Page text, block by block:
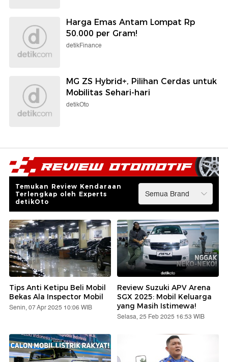
Harga Emas Antam Lompat Rp
50.000 per Gram!
detikFinance
MG ZS Hybrid+, Pilihan Cerdas untuk
Mobilitas Sehari-hari
detikOto
Temukan Review Kendaraan
Terlengkap oleh Experts
detikOto
Tips Anti Ketipu Beli Mobil
Bekas Ala Inspector Mobil
Senin, 07 Apr 2025 10:06 WIB
Review Suzuki APV Arena
SGX 2025: Mobil Keluarga
yang Masih Istimewa!
Selasa, 25 Feb 2025 16:53 WIB